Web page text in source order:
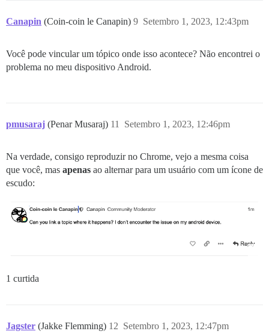
Canapin (Coin-coin le Canapin) Setembro 1, 2023, 12:43pm
9
Você pode vincular um tópico onde isso acontece? Não encontrei o
problema no meu dispositivo Android.
pmusaraj (Penar Musaraj) Setembro 1, 2023, 12:46pm
11
Na verdade, consigo reproduzir no Chrome, vejo a mesma coisa
que você, mas apenas ao alternar para um usuário com um ícone de
escudo:
1 curtida
Jagster (Jakke Flemming) Setembro 1, 2023, 12:47pm
12